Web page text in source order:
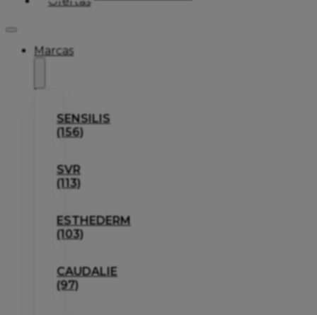
Marcas
SENSILIS
(156)
SVR
(113)
ESTHEDERM
(103)
CAUDALIE
(97)